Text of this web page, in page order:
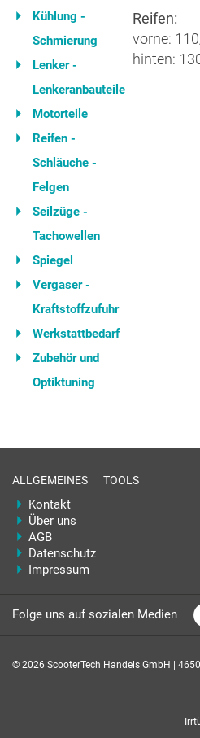
Kühlung -
Schmierung
Lenker -
Lenkeranbauteile
Motorteile
Reifen -
Schläuche -
Felgen
Seilzüge -
Tachowellen
Spiegel
Vergaser -
Kraftstoffzufuhr
Werkstattbedarf
Zubehör und
Optiktuning
Reifen:
vorne:
hinten:
ALLGEMEINES
Kontakt
Über uns
AGB
Datenschutz
Impressum
TOOLS
Folge uns auf sozialen Medien
© 2026 ScooterTech Handels GmbH |